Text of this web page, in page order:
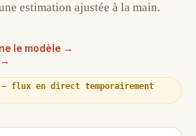
estimation ajustée à la main.
le modèle →
— flux en direct temporairement